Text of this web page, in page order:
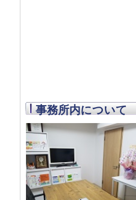
事務所内について